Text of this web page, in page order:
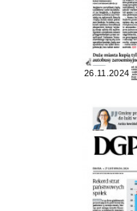
26.11.2024